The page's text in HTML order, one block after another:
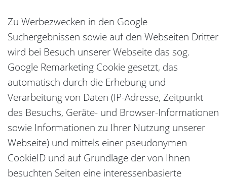
Zu Werbezwecken in den Google
Suchergebnissen sowie auf den Webseiten Dritter
wird bei Besuch unserer Webseite das sog.
Google Remarketing Cookie gesetzt, das
automatisch durch die Erhebung und
Verarbeitung von Daten (IP-Adresse, Zeitpunkt
des Besuchs, Geräte- und Browser-Informationen
sowie Informationen zu Ihrer Nutzung unserer
Webseite) und mittels einer pseudonymen
CookieID und auf Grundlage der von Ihnen
besuchten Seiten eine interessenbasierte